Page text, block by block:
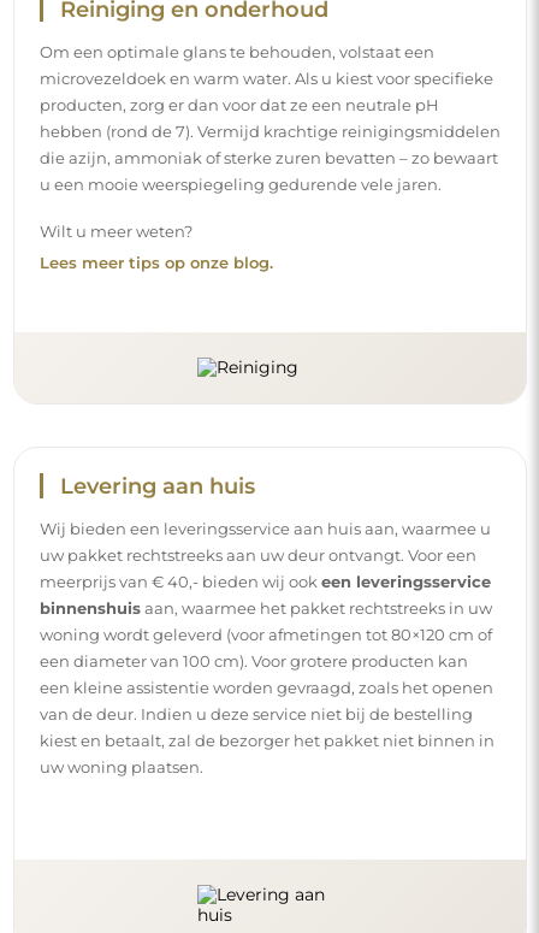
Wij bieden een leveringsservice aan huis aan, waarmee u
uw pakket rechtstreeks aan uw deur ontvangt. Voor een
meerprijs van € 40,- bieden wij ook een leveringsservice
binnenshuisaan, waarmee het pakket rechtstreeks in uw
woning wordt geleverd (voor afmetingen tot 80×120 cm of
een diameter van 100 cm). Voor grotere producten kan
een kleine assistentie worden gevraagd, zoals het openen
kiest en betaalt, zal de bezorger het pakket niet binnen in
uw woning plaatsen.
Handleidingen
Om de montage en het gebruik van onze spiegel
eenvoudig en zorgeloos te maken, hebben wij voor u
gedetailleerde handleidingen opgesteld. Daarin vindt u
alle nodige stappen voor een correcte montage van de
spiegel, evenals tips voor het onderhoud, de reiniging en
het beheer ervan, zodat u lang van het perfecte uiterlijk
Bekijk de montage- en gebruikshandleidingen.